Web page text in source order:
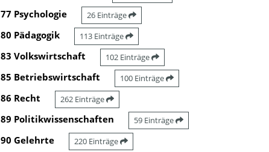
77 Psychologie 26 Einträge
80 Pädagogik 113 Einträge
83 Volkswirtschaft 102 Einträge
85 Betriebswirtschaft 100 Einträge
86 Recht 262 Einträge
89 Politikwissenschaften 59 Einträge
90 Gelehrte 220 Einträge